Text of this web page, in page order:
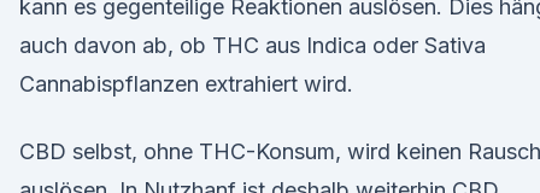
kann es gegenteilige Reaktionen auslösen. Dies
auch davon ab, ob THC aus Indica oder Sativa
Cannabispflanzen extrahiert wird.
CBD selbst, ohne THC-Konsum, wird keinen Rausch